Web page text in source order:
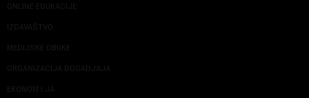
ONLINE EDUKACIJE
IZDAVAŠTVO
MEDIJSKE OBUKE
ORGANIZACIJA DOGADJAJA
EKONOM I JA